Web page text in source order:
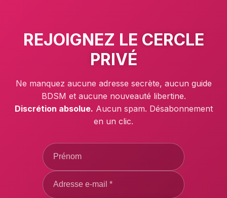
REJOIGNEZ LE CERCLE
PRIVÉ
Ne manquez aucune adresse secrète, aucun guide
BDSM et aucune nouveauté libertine.
Discrétion absolue. Aucun spam. Désabonnement
en un clic.